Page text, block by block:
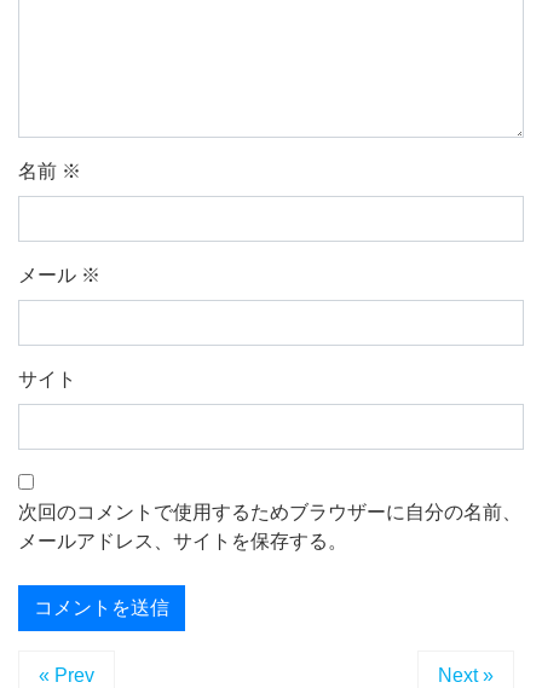
名前 ※
メール ※
サイト
次回のコメントで使用するためブラウザーに自分の名前、
メールアドレス、サイトを保存する。
« Prev Next »